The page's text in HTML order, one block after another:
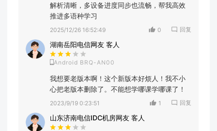
解析清晰，多设备进度同步也流畅，帮我高效
推进多语种学习
2025/12/26 16:52:49 0 回复
湖南岳阳电信网友 客人
Android BRQ-AN00
我想要老版本啊！这个新版本好烦人！我不小
心把老版本删除了。不能想学哪课学哪课了！
2023/9/19 0:23:51 1 回复
山东济南电信IDC机房网友 客人